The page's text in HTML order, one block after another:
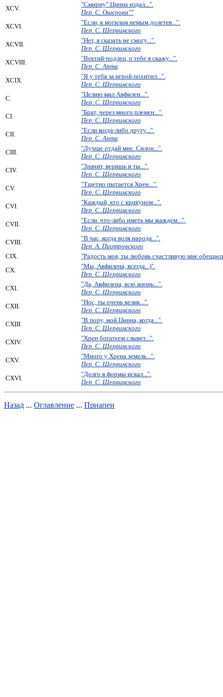
XCV.
"Смирну" Цинна издал...".
Пер. С. Ошерова""
XCVI.
"Если, к могилам немым долетев...".
Пер. С. Шервинского
XCVII.
"Нет, я сказать не смогу...".
Пер. С. Шервинского
XCVIII.
"Вектий-подлец, о тебе я скажу...".
Пер. С. Апта
XCIX.
"Я у тебя за игрой похитил...".
Пер. С. Шервинского
C.
"Целию мил Авфилен...".
Пер. С. Шервинского
CI.
"Брат, через много племен...".
Пер. С. Шервинского
CII.
"Если когда-либо другу...".
Пер. С. Апта
CIII.
"Лучше отдай мне. Силон...".
Пер. С. Шервинского
CIV.
"Значит, веришь и ты...".
Пер. С. Шервинского
CV.
"Тщетно пытается Хрен...".
Пер. С. Шервинского
CVI.
"Каждый, кто с крикуном...".
Пер. С. Шервинского
CVII.
"Если. что-либо иметь мы жаждем...".
Пер. С. Шервинского
CVIII.
"В час, когда воля народа...".
Пер. А. Пиотровского
CIX.
"Радость моя, ты любовь счастливую мне
CX.
"Мы, Авфилена, всегда...)".
Пер. С. Шервинского
CXI.
"Да, Авфилена, всю жизнь...".
Пер. С. Шервинского
CXII.
"Нос, ты очень велик...".
Пер. С. Шервинского
CXIII.
"В пору, мой Цинна, когда...".
Пер. С. Шервинского
CXIV.
"Хрен богатеем слывет...".
Пер. С. Шервинского
CXV.
"Много у Хрена земель...".
Пер. С. Шервинского
CXVI.
"Долго я формы искал...".
Пер. С. Шервинского
Назад ... Оглавление ... Приапеи